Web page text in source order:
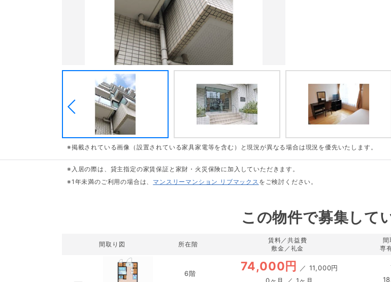
※掲載されている画像（設置されている家具家電等を含む）と現況が異なる場合は現況を優先いたします。
※入居の際は、貸主指定の家賃保証と家財・火災保険に加入していただきます。
※1年未満のご利用の場合は、 マンスリーマンション リブマックス をご検討ください。
この物件で募集して
間取り図 所在階
賃料／共益費
敷金／礼金
間
専
6階 74,000円 ／ 11,000円